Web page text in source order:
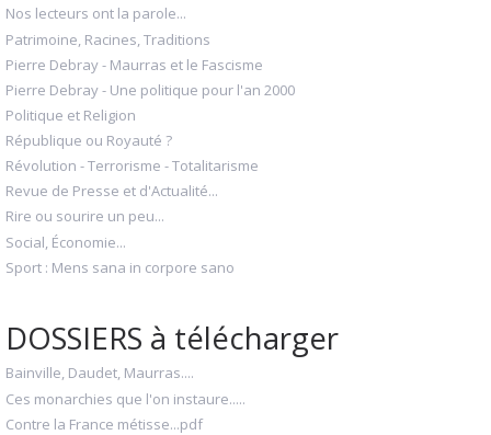
Nos lecteurs ont la parole...
Patrimoine, Racines, Traditions
Pierre Debray - Maurras et le Fascisme
Pierre Debray - Une politique pour l'an 2000
Politique et Religion
République ou Royauté ?
Révolution - Terrorisme - Totalitarisme
Revue de Presse et d'Actualité...
Rire ou sourire un peu...
Social, Économie...
Sport : Mens sana in corpore sano
DOSSIERS à télécharger
Bainville, Daudet, Maurras....
Ces monarchies que l'on instaure.....
Contre la France métisse...pdf